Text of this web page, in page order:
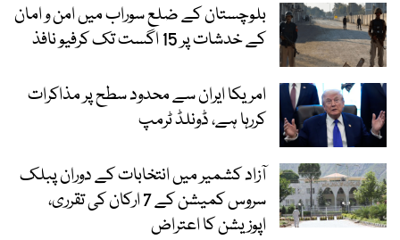
بلوچستان کے ضلع سوراب میں امن و امان
کے خدشات پر 15 اگست تک کرفیو نافذ
امریکا ایران سے محدود سطح پر مذاکرات
کررہا ہے، ڈونلڈ ٹرمپ
آزاد کشمیر میں انتخابات کے دوران پبلک
سروس کمیشن کے 7 ارکان کی تقرری،
اپوزیشن کا اعتراض